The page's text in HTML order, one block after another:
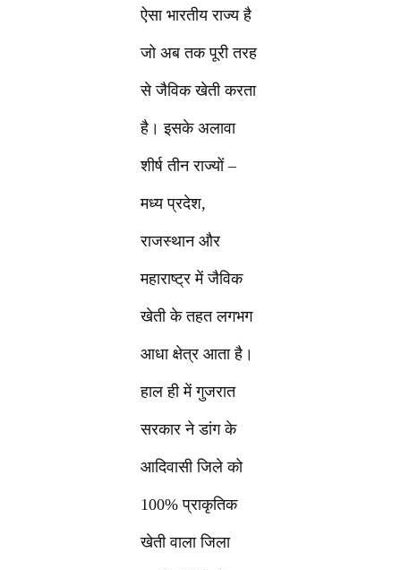
ऐसा भारतीय राज्य है
जो अब तक पूरी तरह
से जैविक खेती करता
है। इसके अलावा
शीर्ष तीन राज्यों –
मध्य प्रदेश,
राजस्थान और
महाराष्ट्र में जैविक
खेती के तहत लगभग
आधा क्षेत्र आता है।
हाल ही में गुजरात
सरकार ने डांग के
आदिवासी जिले को
100% प्राकृतिक
खेती वाला जिला